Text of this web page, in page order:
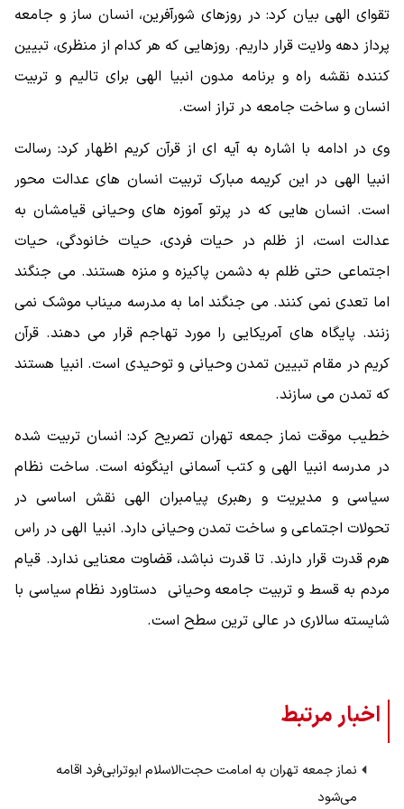
تقوای الهی بیان کرد: در روزهای شورآفرین، انسان ساز و جامعه
پرداز دهه ولایت قرار داریم. روزهایی که هر کدام از منظری، تبیین
کننده نقشه راه و برنامه مدون انبیا الهی برای تالیم و تربیت
انسان و ساخت جامعه در تراز است.
وی در ادامه با اشاره به آیه ای از قرآن کریم اظهار کرد: رسالت
انبیا الهی در این کریمه مبارک تربیت انسان های عدالت محور
است. انسان هایی که در پرتو آموزه های وحیانی قیامشان به
عدالت است، از ظلم در حیات فردی، حیات خانودگی، حیات
اجتماعی حتی ظلم به دشمن پاکیزه و منزه هستند. می جنگند
اما تعدی نمی کنند. می جنگند اما به مدرسه میناب موشک نمی
زنند. پایگاه های آمریکایی را مورد تهاجم قرار می دهند. قرآن
کریم در مقام تبیین تمدن وحیانی و توحیدی است. انبیا هستند
که تمدن می سازند.
خطیب موقت نماز جمعه تهران تصریح کرد: انسان تربیت شده
در مدرسه انبیا الهی و کتب آسمانی اینگونه است. ساخت نظام
سیاسی و مدیریت و رهبری پیامبران الهی نقش اساسی در
تحولات اجتماعی و ساخت تمدن وحیانی دارد. انبیا الهی در راس
هرم قدرت قرار دارند. تا قدرت نباشد، قضاوت معنایی ندارد. قیام
مردم به قسط و تربیت جامعه وحیانی دستاورد نظام سیاسی با
شایسته سالاری در عالی ترین سطح است.
اخبار مرتبط
نماز جمعه تهران به امامت حجت‌الاسلام ابوترابی‌فرد اقامه
می‌شود